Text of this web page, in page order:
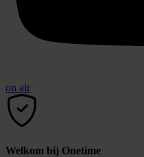
on air
Welkom bij Onetime